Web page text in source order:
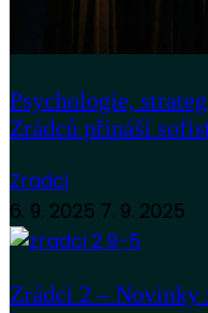
Psychologie,
Zrádců přináší
Zradci
6. 9. 2025 7. 9. 2025
Zrádci 2 – Novinky